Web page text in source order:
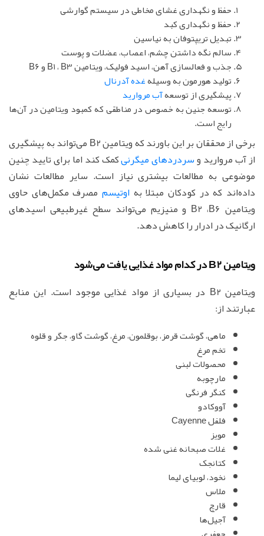
حفظ و نگهداری غشای مخاطی در سیستم گوارشی
حفظ و نگهداری کبد
تبدیل تریپتوفان به نیاسین
سالم نگه داشتن چشم، اعصاب، عضلات و پوست
جذب و فعالسازی آهن، اسید فولیک، ویتامین B1 ، B3 و B6
تولید هورمون به وسیلهغده آدرنال
پیشگیری از توسعهآب مروارید
توسعه جنین به خصوص در مناطقی که کمبود ویتامین در آن‌ها
رایج است.
برخی از محققان بر این باورند که ویتامین B2 می‌تواند به پیشگیری
از آب مروارید وسردردهای میگرنیکمک کند اما برای تایید چنین
موضوعی به مطالعات بیشتری نیاز است. سایر مطالعات نشان
داده‌اند که در کودکان مبتلا به اوتیسم مصرف مکمل‌های حاوی
ویتامین B2 ،B6 و منیزیم می‌تواند سطح غیرطبیعی اسیدهای
ارگانیک در ادرار را کاهش دهد.
ویتامین B2 در کدام مواد غذایی یافت می‌شود
ویتامین B2 در بسیاری از مواد غذایی موجود است. این منابع
عبارتند از:
ماهی، گوشت قرمز، بوقلمون، مرغ، گوشت گاو، جگر و قلوه
تخم مرغ
محصولات لبنی
مارچوبه
کنگر فرنگی
آووکادو
فلفل Cayenne
مویز
غلات صبحانه غنی شده
کتانجک
نخود، لوبیای لیما
ملاس
قارچ
آجیل‌ها